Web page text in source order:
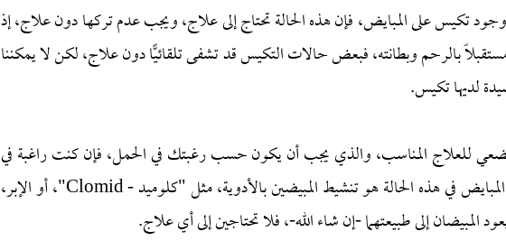
تكيس على المبايض، فإن هذه الحالة تحتاج إلى علاج، ويجب عدم تركها دون علاج، إذ
بالرحم وبطانته، فبعض حالات التكيس قد تشفى تلقائيًّا دون علاج، لكن لا يمكننا
لديها تكيس.
للعلاج المناسب، والذي يجب أن يكون حسب رغبتك في الحمل، فإن كنت راغبة في
حمل جديد الآن، فأفضل علاج لتكيس المبايض في هذه الحالة هو تنشيط المبيضين بالأدوية، مثل "كلوميد - Clomid"، أو الإبر،
المبيضان إلى طبيعتهما -إن شاء الله-، فلا تحتاجين إلى أي علاج.